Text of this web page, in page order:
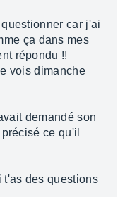
car j'ai
ça dans mes
répondu !!
vois dimanche
demandé son
ce qu'il
t'as des questions